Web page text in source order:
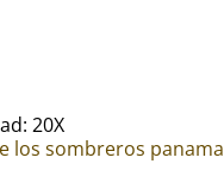
20X
los sombreros panama